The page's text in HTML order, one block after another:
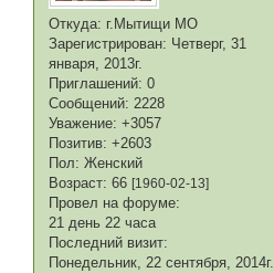
Откуда: г.Мытищи МО
Зарегистрирован: Четверг, 31
января, 2013г.
Приглашений: 0
Сообщений: 2228
Уважение: +3057
Позитив: +2603
Пол: Женский
Возраст: 66[1960-02-13]
Провел на форуме:
21 день 22 часа
Последний визит:
Понедельник, 22 сентября, 2014г.